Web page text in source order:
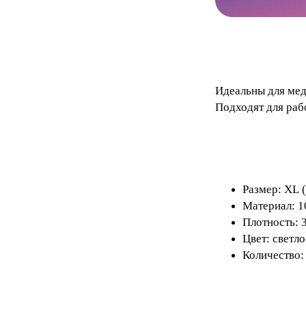
Идеальны для
Подходят для
Размер: XL
Материал:
Плотность:
Цвет: